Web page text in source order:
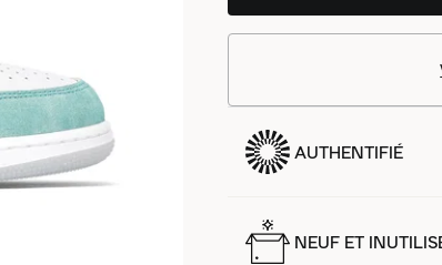
AUTHENTIFIÉ
NEUF ET